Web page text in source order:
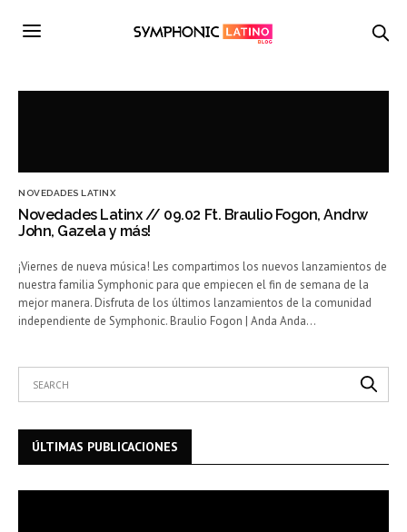
NOVEDADES LATINX
Novedades Latinx // 09.02 Ft. Braulio Fogon, Andrw
John, Gazela y más!
¡Viernes de nueva música! Les compartimos los nuevos lanzamientos de
nuestra familia Symphonic para que empiecen el fin de semana de la
mejor manera. Disfruta de los últimos lanzamientos de la comunidad
independiente de Symphonic. Braulio Fogon | Anda Anda…
ÚLTIMAS PUBLICACIONES